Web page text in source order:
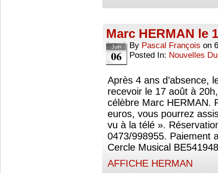
Marc HERMAN le
Juin
06
By Pascal François on
Posted In: Nouvelles
Après 4 ans d’absence,
recevoir le 17 août à
célèbre Marc HERMAN.
euros, vous pourrez
vu à la télé ».
0473/998955. Paiement
Cercle Musical
AFFICHE HERMAN